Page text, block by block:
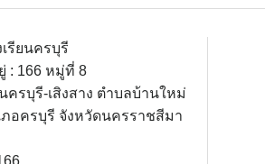
เรียนครบุรี
: 166 หมู่ที่ 8
ครบุรี-เสิงสาง ตำบลบ้านใหม่
ภอครบุรี จังหวัดนครราชสีมา